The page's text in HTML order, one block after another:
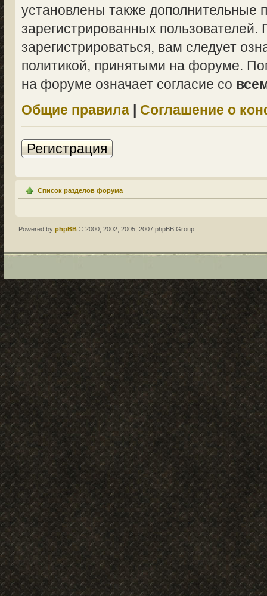
установлены также дополнительные
зарегистрированных
зарегистрироваться, вам следует
политикой, принятыми на форуме.
на форуме означает согласие со
Общие правила | Соглашение о
Регистрация
Список разделов форума
Powered by phpBB © 2000, 2002, 2005, 2007 phpBB Group